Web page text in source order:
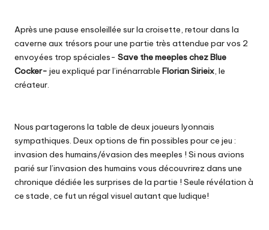
Après une pause ensoleillée sur la croisette, retour dans la
caverne aux trésors pour une partie très attendue par vos 2
envoyées trop spéciales- Save the meeples chez Blue
Cocker- jeu expliqué par l’inénarrable Florian Sirieix, le
créateur.
Nous partagerons la table de deux joueurs lyonnais
sympathiques. Deux options de fin possibles pour ce jeu :
invasion des humains/évasion des meeples ! Si nous avions
parié sur l’invasion des humains vous découvrirez dans une
chronique dédiée les surprises de la partie ! Seule révélation à
ce stade, ce fut un régal visuel autant que ludique!